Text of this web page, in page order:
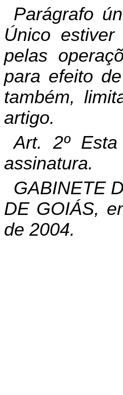
Parágrafo
Único
pelas
para efeito
também,
artigo.
Art. 2º
assinatura.
GABINETE
DE GOIÁS,
de 2004.